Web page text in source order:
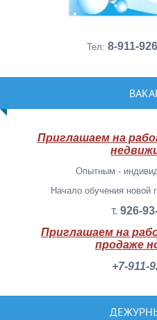
Тел: 8-911-
Приглашаем на
Опытным -
Начало обучения новой
т. 926-
Приглашаем на
продаже
+7-911-